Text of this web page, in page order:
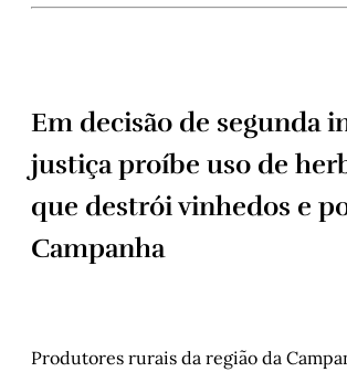
Em decisão de segunda
justiça proíbe uso de
que destrói vinhedos e
Campanha
Produtores rurais da região da